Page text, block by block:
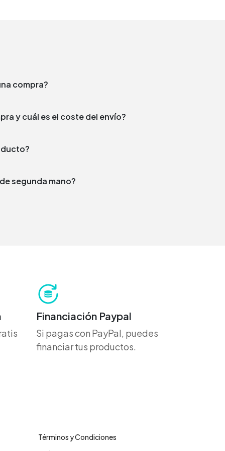
compra?
¿En qué plazo enviamos tu compra y cuál es el coste del envío?
de segunda mano?
Financiación Paypal
Si pagas con PayPal, puedes
financiar tus productos.
Términos y Condiciones